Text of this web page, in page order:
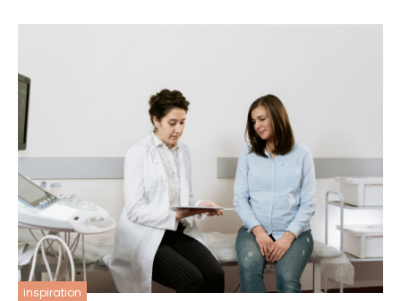
inspiration